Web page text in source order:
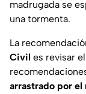
madrugada se
una tormenta.
La
Civil es revisar
arrastrado por el